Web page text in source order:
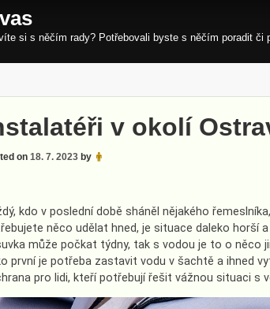
si s něčím rady? Potřebovali byste s něčím poradit či
v okolí
on 18. 7. 2023by
kdo v poslední době sháněl nějakého
něco udělat hned, je situace daleko horší
může počkat týdny, tak s vodou je to o něco
první je potřeba zastavit vodu v šachtě a ihned
pro lidi, kteří potřebují řešit vážnou situaci s